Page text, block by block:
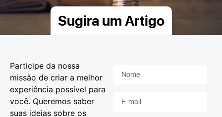
Sugira um Artigo
Participe da nossa
missão de criar a melhor
experiência possível para
você. Queremos saber
suas ideias sobre os